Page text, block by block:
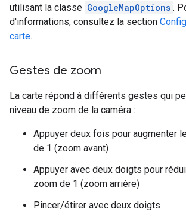
utilisant la classe GoogleMapOptions .
d'informations, consultez la section
carte.
Gestes de zoom
La carte répond à différents gestes qui
niveau de zoom de la caméra :
Appuyer deux fois pour augmenter
de 1 (zoom avant)
Appuyer avec deux doigts pour
zoom de 1 (zoom arrière)
Pincer/étirer avec deux doigts